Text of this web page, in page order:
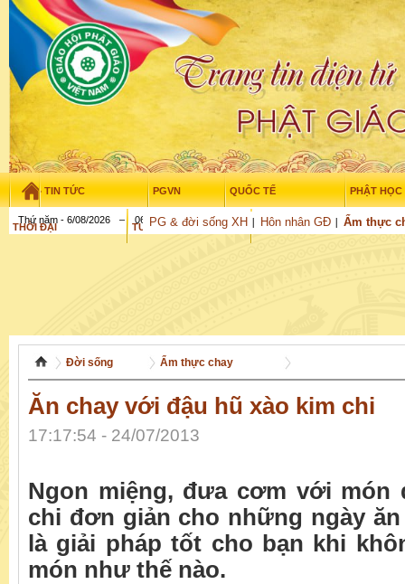
TIN TỨC PGVN QUỐC TẾ PHẬT HỌC
THỜI ĐẠI TUỔI TRẺ NGHIÊN CỨU
PG & đời sống XH Hôn nhân GĐ Ẩm thực
Thứ năm - 6/08/2026 – 06 27: 46
Đời sống Ẩm thực chay
Ăn chay với đậu hũ xào kim chi
17:17:54 - 24/07/2013
Ngon miệng, đưa cơm với món
chi đơn giản cho những ngày
là giải pháp tốt cho bạn khi
món như thế nào.